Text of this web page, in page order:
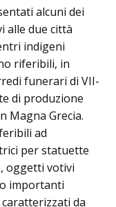
alcuni dei
alle due città
indigeni
riferibili, in
funerari di VII-
di produzione
Magna Grecia.
ad
per statuette
oggetti votivi
importanti
da